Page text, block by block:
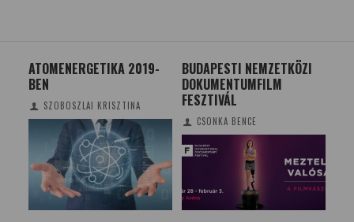
ATOMENERGETIKA 2019-
BEN
SZOBOSZLAI KRISZTINA
BUDAPESTI NEMZETKÖZI
DOKUMENTUMFILM
FESZTIVÁL
CSONKA BENCE